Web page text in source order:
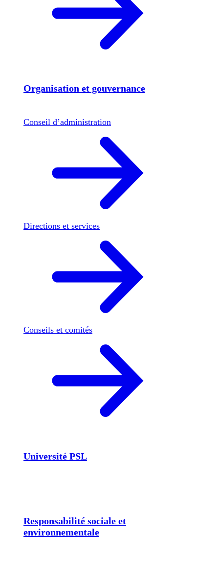
Organisation et gouvernance
Conseil d’administration
Directions et services
Conseils et comités
Université PSL
Responsabilité sociale et
environnementale